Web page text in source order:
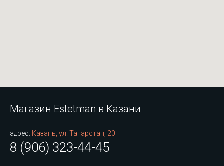
Магазин Estetman в Казани
адрес: Казань, ул. Татарстан, 20
8 (906) 323-44-45